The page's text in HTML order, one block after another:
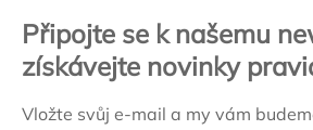
Připojte se k našemu
získávejte novinky
Vložte svůj e-mail a my vám